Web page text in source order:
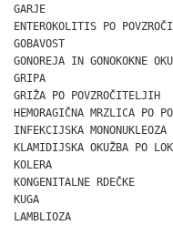
GARJE
ENTEROKOLITIS PO
GOBAVOST
GONOREJA IN
GRIPA
GRIŽA PO
HEMORAGIČNA MRZLICA
INFEKCIJSKA
KLAMIDIJSKA OKUŽBA PO
KOLERA
KONGENITALNE
KUGA
LAMBLIOZA